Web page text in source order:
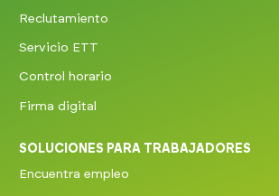
Reclutamiento
Servicio ETT
Control horario
Firma digital
SOLUCIONES PARA TRABAJADORES
Encuentra empleo